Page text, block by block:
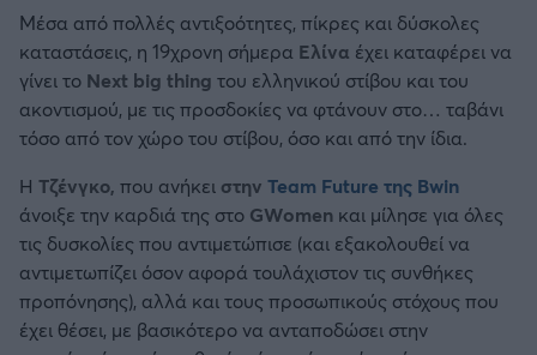
Μέσα από πολλές αντιξοότητες, πίκρες και δύσκολες
καταστάσεις, η 19χρονη σήμερα Ελίνα έχει καταφέρει να
γίνει το Next big thing του ελληνικού στίβου και του
ακοντισμού, με τις προσδοκίες να φτάνουν στο… ταβάνι
τόσο από τον χώρο του στίβου, όσο και από την ίδια.
Η Τζένγκο, που ανήκει στην Team Future της Bwin
άνοιξε την καρδιά της στο GWomen και μίλησε για όλες
τις δυσκολίες που αντιμετώπισε (και εξακολουθεί να
αντιμετωπίζει όσον αφορά τουλάχιστον τις συνθήκες
προπόνησης), αλλά και τους προσωπικούς στόχους που
έχει θέσει, με βασικότερο να ανταποδώσει στην